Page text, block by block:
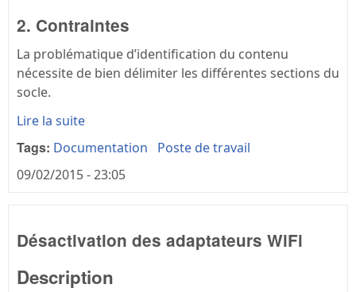
2. Contraintes
La problématique d’identification du contenu
nécessite de bien délimiter les différentes sections du
socle.
Lire la suite
Tags: Documentation
Poste de travail
09/02/2015 - 23:05
Désactivation des adaptateurs WiFi
Description